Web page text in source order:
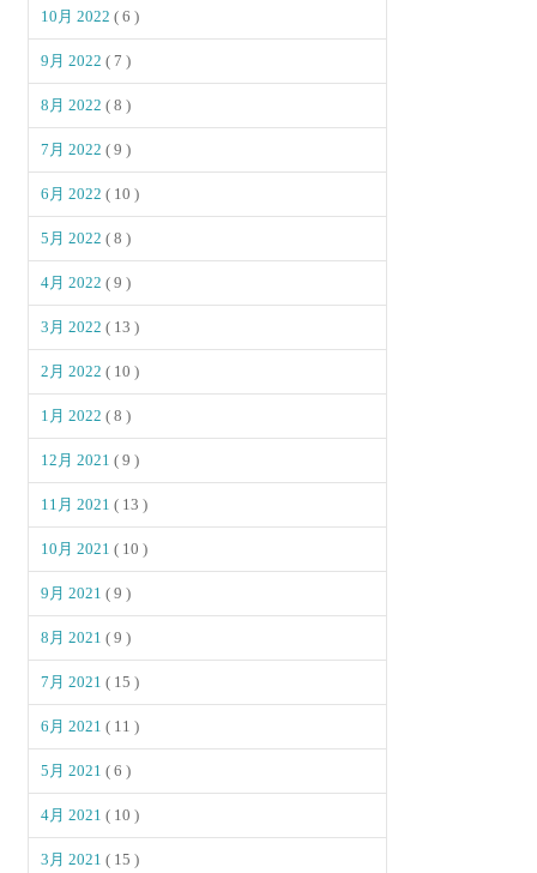
10月 2022( 6 )
9月 2022( 7 )
8月 2022( 8 )
7月 2022( 9 )
6月 2022( 10 )
5月 2022( 8 )
4月 2022( 9 )
3月 2022( 13 )
2月 2022( 10 )
1月 2022( 8 )
12月 2021( 9 )
11月 2021( 13 )
10月 2021( 10 )
9月 2021( 9 )
8月 2021( 9 )
7月 2021( 15 )
6月 2021( 11 )
5月 2021( 6 )
4月 2021( 10 )
3月 2021( 15 )